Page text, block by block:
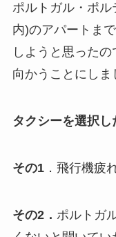
ポルトガル・ポ
内)のアパートま
しようと思った
向かうことにしま
タクシーを選択し
その1．飛行機疲
その2． ポルトガ